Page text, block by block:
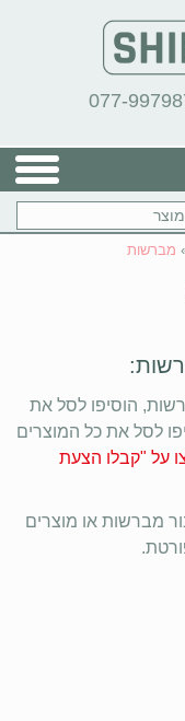
077-
מברשות
הוסיפו לסל את
לסל את כל המוצרים
על "קבלו הצעת
מברשות או מוצרים